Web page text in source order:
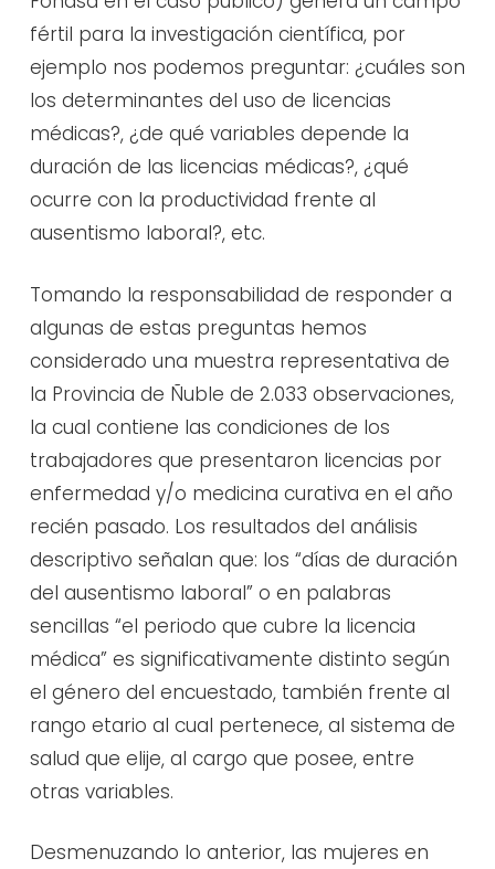
fértil para la investigación científica, por
ejemplo nos podemos preguntar: ¿cuáles son
los determinantes del uso de licencias
médicas?, ¿de qué variables depende la
duración de las licencias médicas?, ¿qué
ocurre con la productividad frente al
ausentismo laboral?, etc.
Tomando la responsabilidad de responder a
algunas de estas preguntas hemos
considerado una muestra representativa de
la Provincia de Ñuble de 2.033 observaciones,
la cual contiene las condiciones de los
trabajadores que presentaron licencias por
enfermedad y/o medicina curativa en el año
recién pasado. Los resultados del análisis
descriptivo señalan que: los “días de duración
del ausentismo laboral” o en palabras
sencillas “el periodo que cubre la licencia
médica” es significativamente distinto según
el género del encuestado, también frente al
rango etario al cual pertenece, al sistema de
salud que elije, al cargo que posee, entre
otras variables.
Desmenuzando lo anterior, las mujeres en